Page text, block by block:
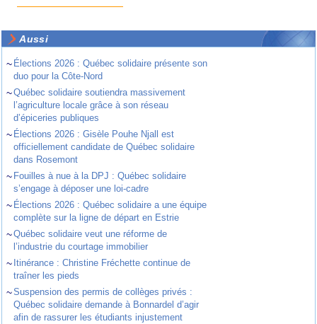
Aussi
~ Élections 2026 : Québec solidaire présente son
duo pour la Côte-Nord
~Québec solidaire soutiendra massivement
l’agriculture locale grâce à son réseau
d’épiceries publiques
~ Élections 2026 : Gisèle Pouhe Njall est
officiellement candidate de Québec solidaire
dans Rosemont
~ Fouilles à nue à la DPJ : Québec solidaire
s’engage à déposer une loi-cadre
~ Élections 2026 : Québec solidaire a une équipe
complète sur la ligne de départ en Estrie
~Québec solidaire veut une réforme de
l’industrie du courtage immobilier
~ Itinérance : Christine Fréchette continue de
traîner les pieds
~Suspension des permis de collèges privés :
Québec solidaire demande à Bonnardel d’agir
afin de rassurer les étudiants injustement